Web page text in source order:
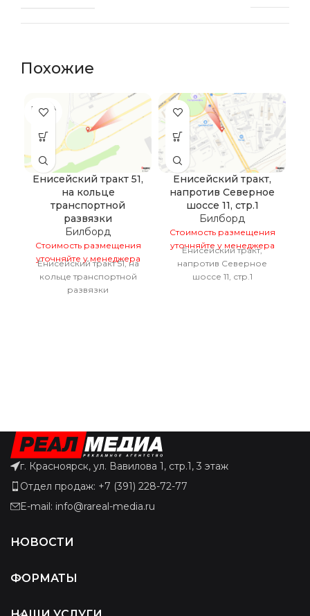
Похожие
ПРОДА
НО
Енисейский тракт 51,
на кольце
транспортной
развязки
Билборд
Стоимость размещения
уточняйте у менеджера
Енисейский тракт 51, на
кольце транспортной
развязки
Енисейский тракт,
напротив Северное
шоссе 11, стр.1
Билборд
Стоимость размещения
уточняйте у менеджера
Енисейский тракт,
напротив Северное
шоссе 11, стр.1
г. Красноярск, ул. Вавилова 1, стр.1, 3 этаж
Отдел продаж: +7 (391) 228-72-77
E-mail: info@rareal-media.ru
НОВОСТИ
ФОРМАТЫ